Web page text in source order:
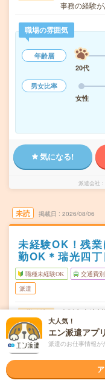
事務の経験
職場の雰囲気
年齢層
20代
男女比率
女性
気になる!
派遣会社
未読 掲載日 2026/08/06
未経験OK！残
勤OK＊瑞光四
職種未経験OK 交通費
派遣
勤務地
大阪市東淀
瑞光四丁目
曜日頻度 月～金／週5
時間 09:00-17:10
期間 即日～長期
大人気！
エン派遣アプリ
派遣のお仕事情報が